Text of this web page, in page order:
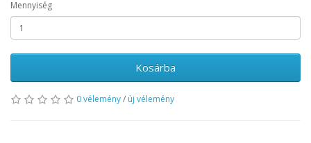
Mennyiség
Kosárba
0 vélemény/ új vélemény